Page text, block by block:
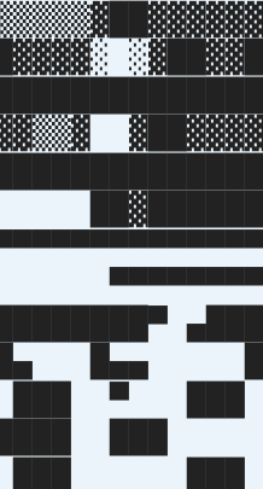
█▄▄
▀